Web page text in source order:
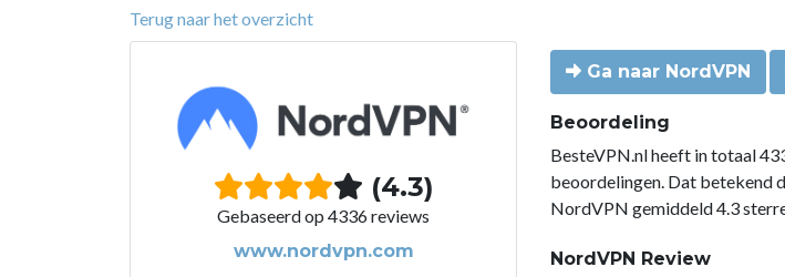
Terug naar het overzicht
(4.3)
Gebaseerd op 4336 reviews
www.nordvpn.com
Ga naar NordVPN
Beoordeling
BesteVPN.nl heeft in totaal
beoordelingen. Dat betekend
NordVPN gemiddeld 4.3
NordVPN Review